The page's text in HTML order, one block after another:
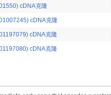
cDNA克隆
cDNA克隆
cDNA克隆
cDNA克隆